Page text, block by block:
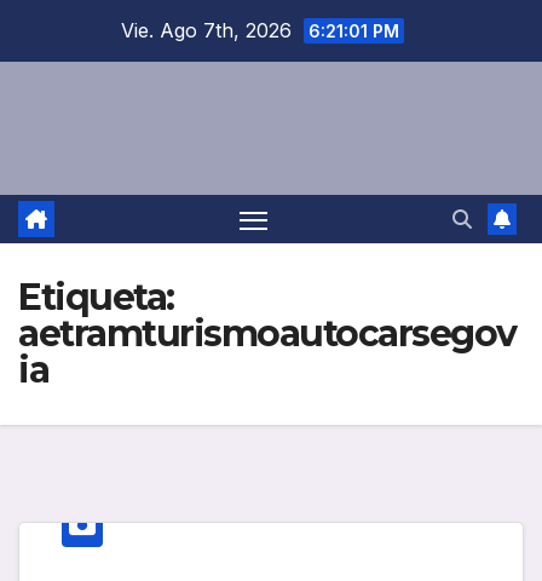
Vie. Ago 7th, 2026 6:21:01 PM
Etiqueta:
aetramturismoautocarsegov
ia